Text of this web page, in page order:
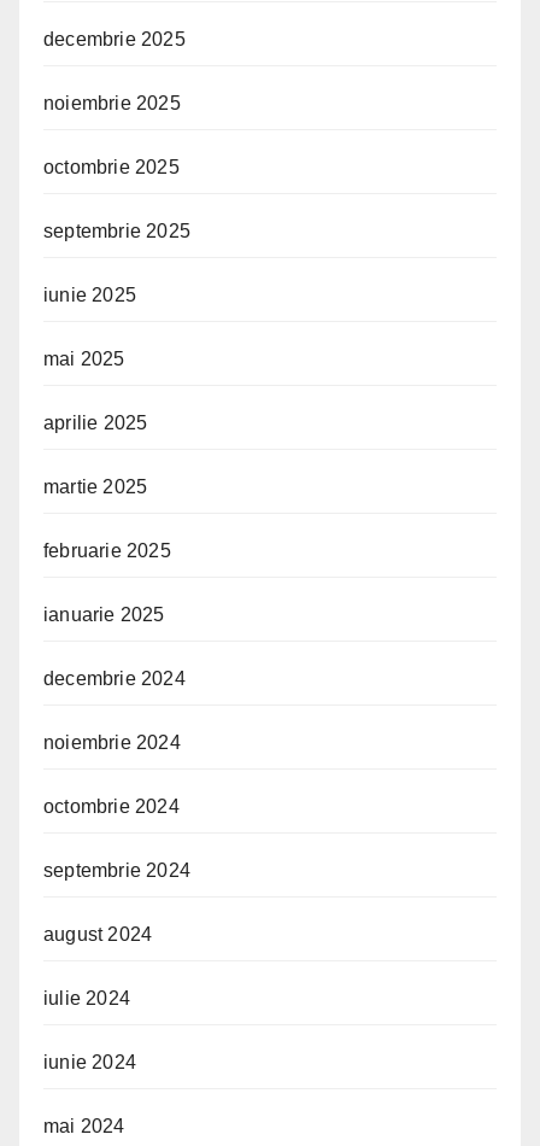
decembrie 2025
noiembrie 2025
octombrie 2025
septembrie 2025
iunie 2025
mai 2025
aprilie 2025
martie 2025
februarie 2025
ianuarie 2025
decembrie 2024
noiembrie 2024
octombrie 2024
septembrie 2024
august 2024
iulie 2024
iunie 2024
mai 2024